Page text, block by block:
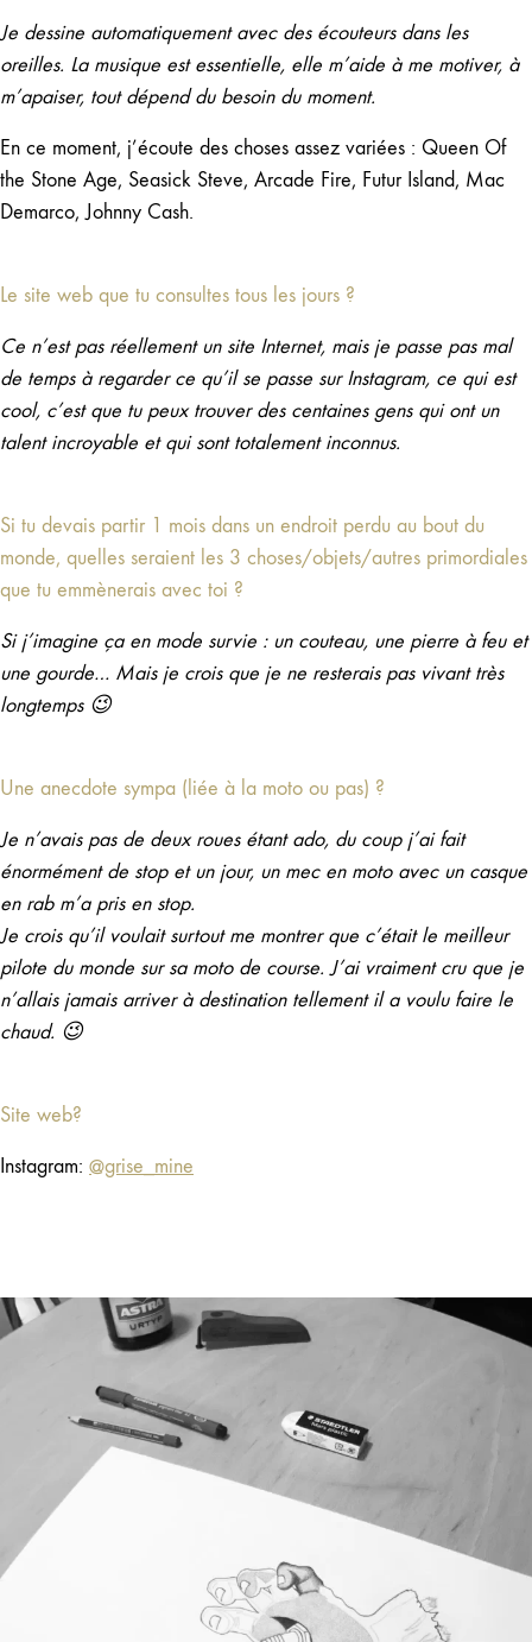
Je dessine automatiquement avec des écouteurs dans les
oreilles. La musique est essentielle, elle m’aide à me motiver, à
m’apaiser, tout dépend du besoin du moment.
En ce moment, j’écoute des choses assez variées : Queen Of
the Stone Age, Seasick Steve, Arcade Fire, Futur Island, Mac
Demarco, Johnny Cash.
Le site web que tu consultes tous les jours ?
Ce n’est pas réellement un site Internet, mais je passe pas mal
de temps à regarder ce qu’il se passe sur Instagram, ce qui est
cool, c’est que tu peux trouver des centaines gens qui ont un
talent incroyable et qui sont totalement inconnus.
Si tu devais partir 1 mois dans un endroit perdu au bout du
monde, quelles seraient les 3 choses/objets/autres primordiales
que tu emmènerais avec toi ?
Si j’imagine ça en mode survie : un couteau, une pierre à feu et
une gourde… Mais je crois que je ne resterais pas vivant très
longtemps 😉
Une anecdote sympa (liée à la moto ou pas) ?
Je n’avais pas de deux roues étant ado, du coup j’ai fait
énormément de stop et un jour, un mec en moto avec un casque
en rab m’a pris en stop.
Je crois qu’il voulait surtout me montrer que c’était le meilleur
pilote du monde sur sa moto de course. J’ai vraiment cru que je
n’allais jamais arriver à destination tellement il a voulu faire le
chaud. 😉
Site web?
Instagram: @grise_mine